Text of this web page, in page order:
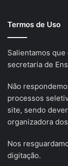
Termos de Uso
Salientamos que
secretaria de
Não
processos
site, sendo
organizadora
Nos
digitação.